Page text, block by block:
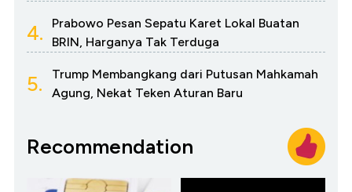
4.
Prabowo Pesan Sepatu Karet Lokal Buatan
BRIN, Harganya Tak Terduga
5.
Trump Membangkang dari Putusan Mahkamah
Agung, Nekat Teken Aturan Baru
Recommendation